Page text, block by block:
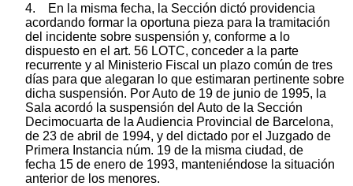
4. En la misma fecha, la Sección dictó providencia
acordando formar la oportuna pieza para la tramitación
del incidente sobre suspensión y, conforme a lo
dispuesto en el art. 56 LOTC, conceder a la parte
recurrente y al Ministerio Fiscal un plazo común de tres
días para que alegaran lo que estimaran pertinente sobre
dicha suspensión. Por Auto de 19 de junio de 1995, la
Sala acordó la suspensión del Auto de la Sección
Decimocuarta de la Audiencia Provincial de Barcelona,
de 23 de abril de 1994, y del dictado por el Juzgado de
Primera Instancia núm. 19 de la misma ciudad, de
fecha 15 de enero de 1993, manteniéndose la situación
anterior de los menores.